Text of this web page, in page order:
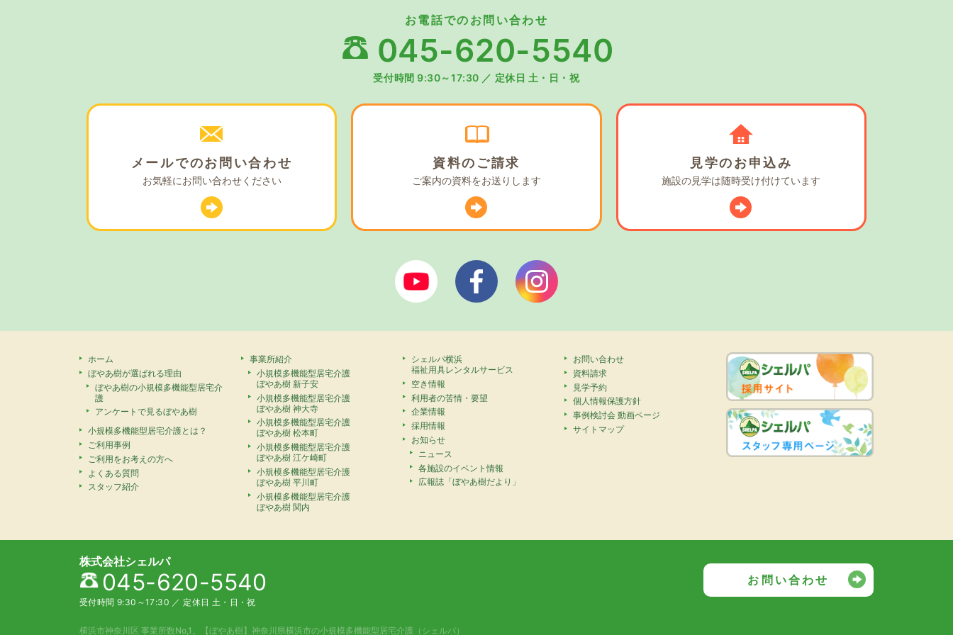
お電話でのお問い合わせ
045-620-5540
受付時間 9:30～17:30 ／ 定休日 土・日・祝
メールでのお問い合わせ
お気軽にお問い合わせください
資料の ご請求
ご案内の資料をお送りします
見学のお申込み
施設の見学は随時受け付けています
ぼやあ樹Youtubeシェルパフェイスブック
ホーム
ぼやあ樹が選ばれる理由
ぼやあ樹の小規模多機能型居宅介
護
アンケートで見るぼやあ樹
小規模多機能型居宅介護とは？
ご利用事例
ご利用をお考えの方へ
よくある質問
スタッフ紹介
事業所紹介
小規模多機能型居宅介護
ぼやあ樹 新子安
小規模多機能型居宅介護
ぼやあ樹 神大寺
小規模多機能型居宅介護
ぼやあ樹 松本町
小規模多機能型居宅介護
ぼやあ樹 江ケ崎町
小規模多機能型居宅介護
ぼやあ樹 平川町
小規模多機能型居宅介護
ぼやあ樹 関内
シェルパ横浜
福祉用具レンタルサービス
空き情報
利用者の苦情・要望
企業情報
採用情報
お知らせ
ニュース
各施設のイベント情報
広報誌「ぼやあ樹だより」
お問い合わせ
資料請求
見学予約
個人情報保護方針
事例検討会 動画ページ
サイトマップ
株式会社シェルパ
045-620-5540
受付時間 9:30～17:30 ／ 定休日 土・日・祝
お問い合わせ
横浜市神奈川区 事業所数No,1。 【ぼやあ樹】神奈川県横浜市の小規模多機能型居宅介護（シェルパ）